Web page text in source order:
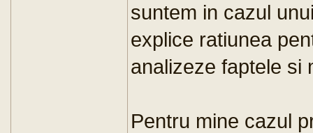
suntem in cazul
explice ratiunea
analizeze faptele si
Pentru mine cazul